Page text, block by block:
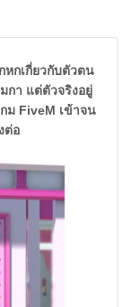
กเกี่ยวกับตัวตน
กา แต่ตัวจริงอยู่
ม FiveM เข้าจน
ต่อ